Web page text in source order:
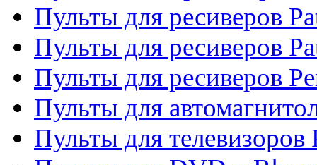
Пульты для ресиверов
Пульты для ресиверов
Пульты для ресиверов
Пульты для
Пульты для телевизоров